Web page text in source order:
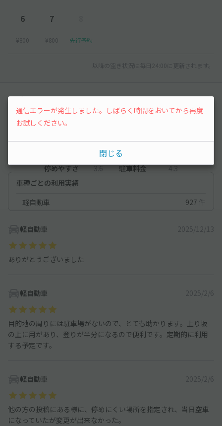
6
¥800
7
¥800 先行予約
以降の空き状況は毎日24:00に更新されます。
レビュー
4.1
4.1 立地
停めやすさ
3.6 駐車料金
4.3
車種ごとの利用実績
軽自動車
927 件
軽自動車 2025/12/13
ありがとうございました
軽自動車 2025/2/6
目的地の周りには駐車場がないので、とても助かります。上り坂
の上に用があり、登りが半分になるので便利です。定期的に利用
する予定です。
軽自動車 2025/2/6
他の方の投稿にある様に、停めにくい場所を指定され、当日空車
になっていたが変更が出来なかった。
通信エラーが発生しました。しばらく時間をおいてから再度
お試しください。
閉じる